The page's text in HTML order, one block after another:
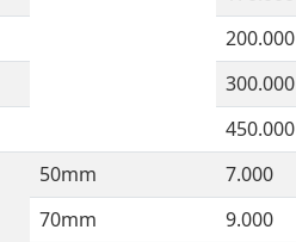
200.000
300.000
450.000
50mm
7.000
70mm
9.000